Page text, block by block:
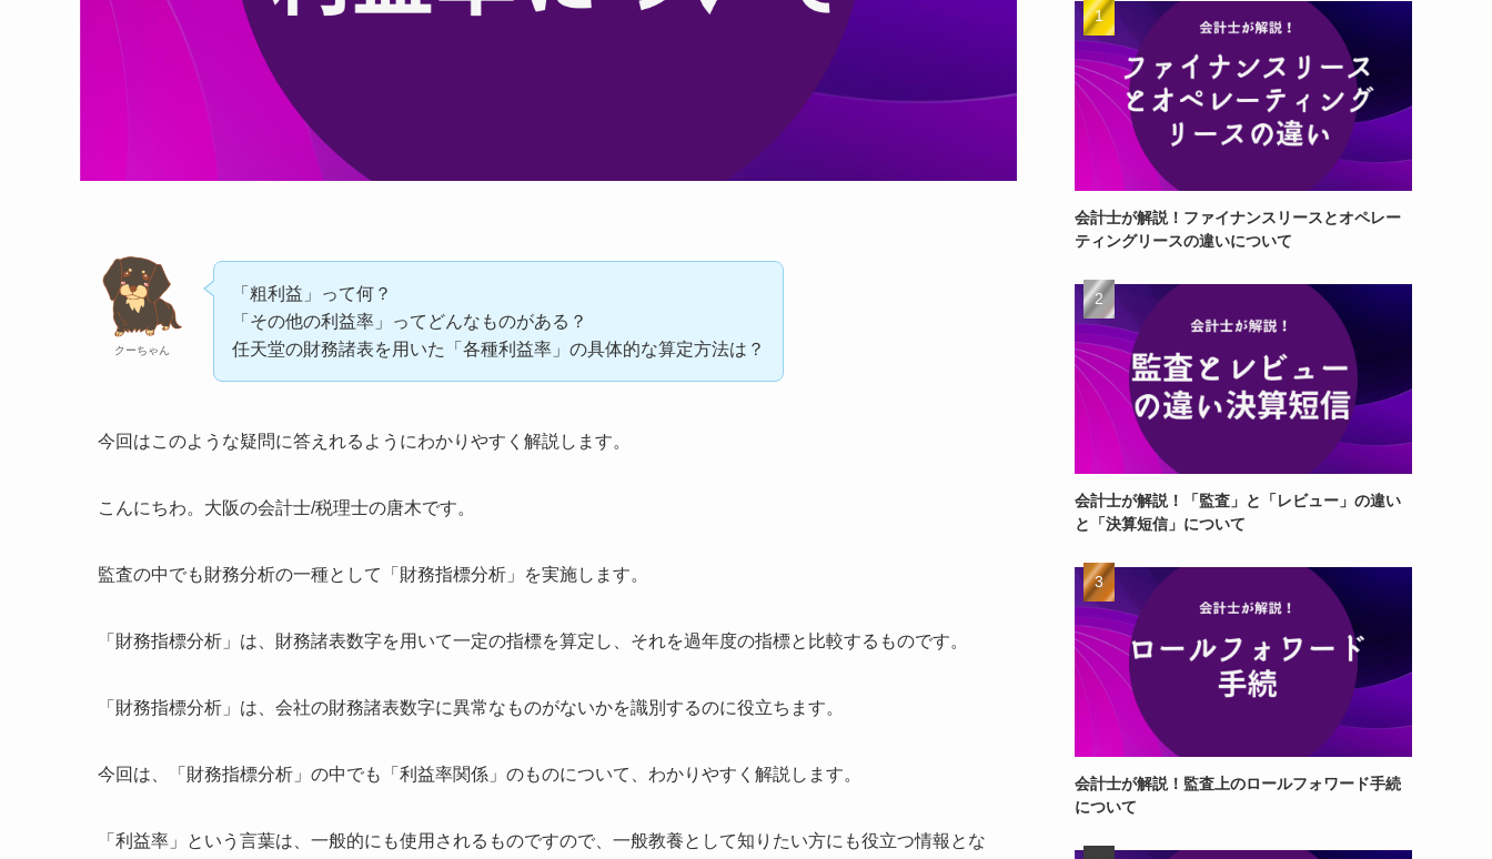
クーちゃん
「粗利益」って何？
「その他の利益率」ってどんなものがある？
任天堂の財務諸表を用いた「各種利益率」の具体的な算定方法は？
今回はこのような疑問に答えれるようにわかりやすく解説します。
こんにちわ。大阪の会計士/税理士の唐木です。
監査の中でも財務分析の一種として「財務指標分析」を実施します。
「財務指標分析」は、財務諸表数字を用いて一定の指標を算定し、それを過年度の指標と比較するものです。
「財務指標分析」は、会社の財務諸表数字に異常なものがないかを識別するのに役立ちます。
今回は、「財務指標分析」の中でも「利益率関係」のものについて、わかりやすく解説します。
「利益率」という言葉は、一般的にも使用されるものですので、一般教養として知りたい方にも役立つ情報とな
会計士が解説！ファイナンスリースとオペレー
ティングリースの違いについて
会計士が解説！「監査」と「レビュー」の違い
と「決算短信」について
会計士が解説！監査上のロールフォワード手続
について